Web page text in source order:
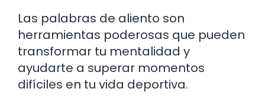
Las palabras de aliento son
herramientas poderosas que pueden
transformar tu mentalidad y
ayudarte a superar momentos
difíciles en tu vida deportiva.